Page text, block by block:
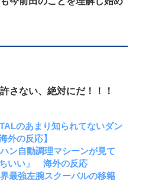
さない、絶対にだ！！！
のあまり知られてないダン
外の反応】
ン自動調理マシーンが見て
いい」 海外の反応
最強左腕スクーバルの移籍